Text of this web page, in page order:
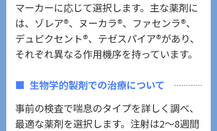
マーカーに応じて選択します。主な薬剤に
は、ゾレア®、ヌーカラ®、ファセンラ®、
デュピクセント®、テゼスパイア®があり、
それぞれ異なる作用機序を持っています。
生物学的製剤での治療について
事前の検査で喘息のタイプを詳しく調べ、
最適な薬剤を選択します。注射は2～8週間